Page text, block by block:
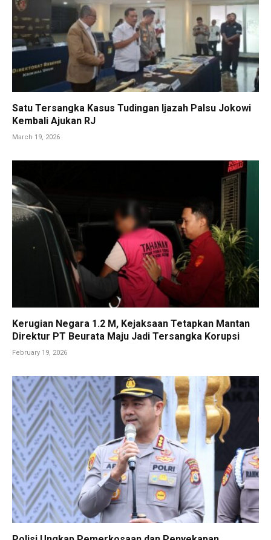
Satu Tersangka Kasus Tudingan Ijazah Palsu Jokowi
Kembali Ajukan RJ
March 19, 2026
Kerugian Negara 1.2 M, Kejaksaan Tetapkan Mantan
Direktur PT Beurata Maju Jadi Tersangka Korupsi
February 19, 2026